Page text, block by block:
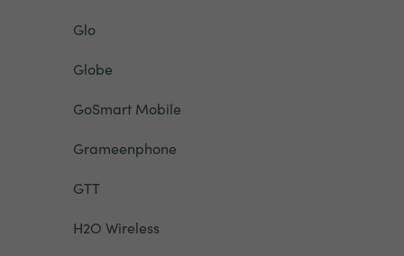
Glo
Globe
GoSmart Mobile
Grameenphone
GTT
H2O Wireless